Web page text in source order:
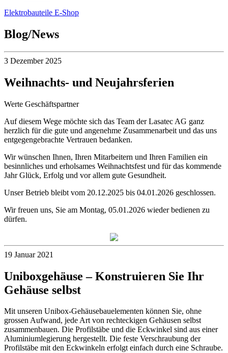
Elektrobauteile E-Shop
Blog/News
3 Dezember 2025
Weihnachts- und Neujahrsferien
Werte Geschäftspartner
Auf diesem Wege möchte sich das Team der Lasatec AG ganz
herzlich für die gute und angenehme Zusammenarbeit und das uns
entgegengebrachte Vertrauen bedanken.
Wir wünschen Ihnen, Ihren Mitarbeitern und Ihren Familien ein
besinnliches und erholsames Weihnachtsfest und für das kommende
Jahr Glück, Erfolg und vor allem gute Gesundheit.
Unser Betrieb bleibt vom 20.12.2025 bis 04.01.2026 geschlossen.
Wir freuen uns, Sie am Montag, 05.01.2026 wieder bedienen zu
dürfen.
19 Januar 2021
Uniboxgehäuse – Konstruieren Sie Ihr
Gehäuse selbst
Mit unseren Unibox-Gehäusebauelementen können Sie, ohne
grossen Aufwand, jede Art von rechteckigen Gehäusen selbst
zusammenbauen. Die Profilstäbe und die Eckwinkel sind aus einer
Aluminiumlegierung hergestellt. Die feste Verschraubung der
Profilstäbe mit den Eckwinkeln erfolgt einfach durch eine Schraube.